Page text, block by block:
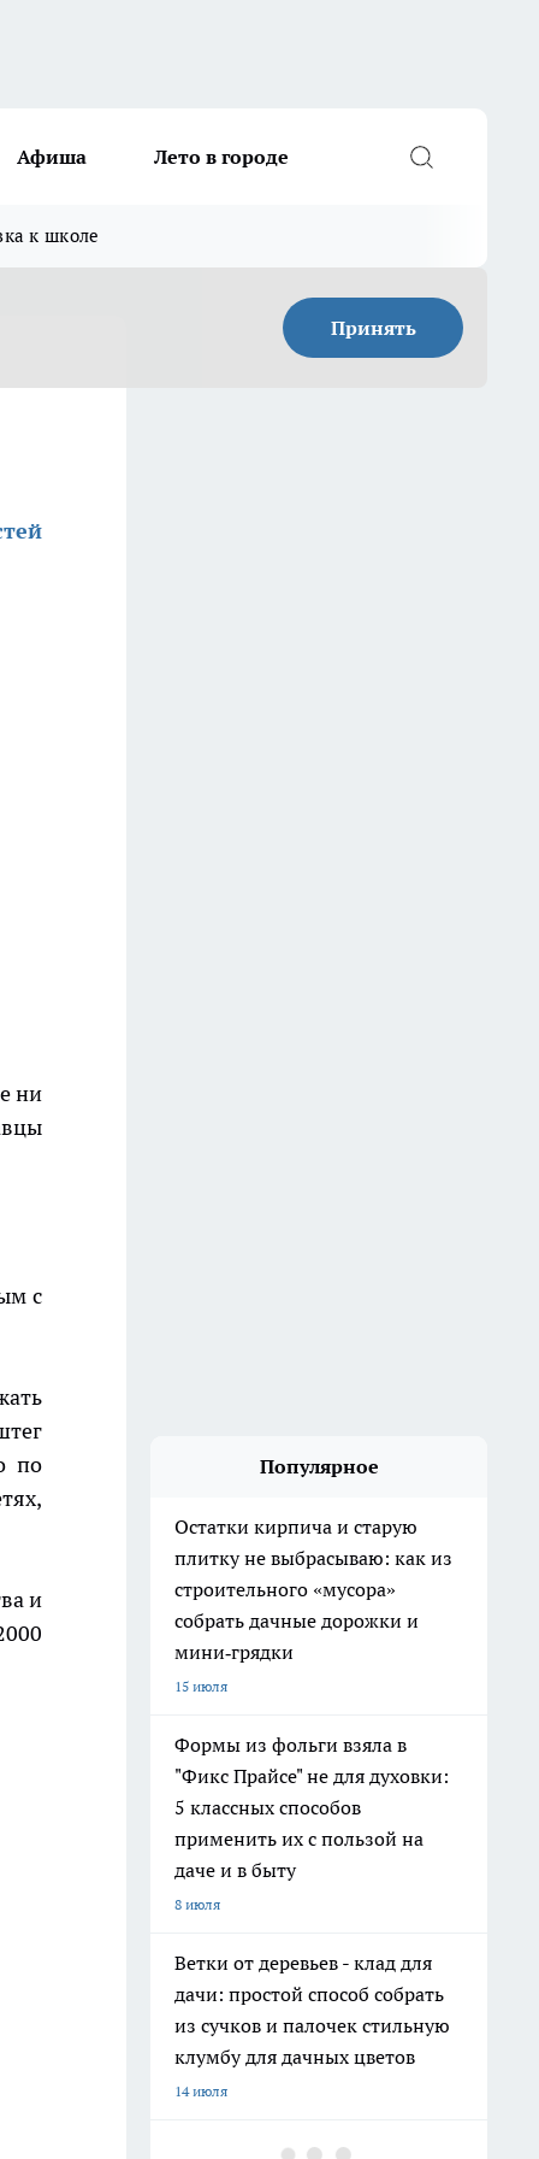
Афиша Лето в городе
к школе
Принять
ни
с
по
и
Популярное
Остатки кирпича и старую
плитку не выбрасываю: как из
строительного «мусора»
собрать дачные дорожки и
мини‑грядки
15 июля
Формы из фольги взяла в
"Фикс Прайсе" не для духовки:
5 классных способов
применить их с пользой на
даче и в быту
8 июля
Ветки от деревьев - клад для
дачи: простой способ собрать
из сучков и палочек стильную
клумбу для дачных цветов
14 июля
Хватит поливать грядки из